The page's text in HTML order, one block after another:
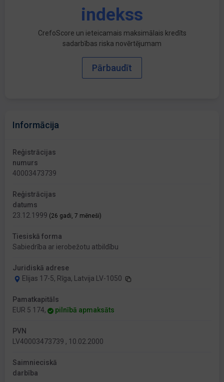
indekss
CrefoScore un ieteicamais maksimālais kredīts
sadarbības riska novērtējumam
Pārbaudīt
Informācija
Reģistrācijas
numurs
40003473739
Reģistrācijas
datums
23.12.1999 (26 gadi, 7 mēneši)
Tiesiskā forma
Sabiedrība ar ierobežotu atbildību
Juridiskā adrese
Elijas 17-5, Rīga, Latvija LV-1050
Pamatkapitāls
EUR 5 174,
pilnībā apmaksāts
PVN
LV40003473739 , 10.02.2000
Saimnieciskā
darbība